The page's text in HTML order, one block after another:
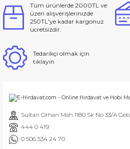
Tüm ürünlerde 2000TL ve
üzeri alışverişlerinizde
250TL'ye kadar kargonuz
ücretsizdir.
Tedarikçi olmak için
tıklayın
Sultan Orhan Mah 1180 Sk No 33/A
444 0 419
0 506 534 24 70